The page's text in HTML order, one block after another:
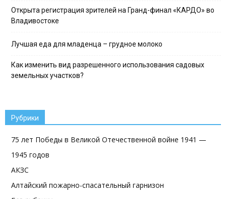
Открыта регистрация зрителей на Гранд-финал «КАРДО» во
Владивостоке
Лучшая еда для младенца – грудное молоко
Как изменить вид разрешенного использования садовых
земельных участков?
Рубрики
75 лет Победы в Великой Отечественной войне 1941 —
1945 годов
АКЗС
Алтайский пожарно-спасательный гарнизон